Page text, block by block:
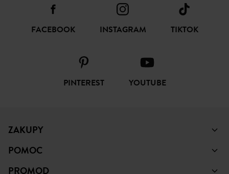
FACEBOOK INSTAGRAM TIKTOK
PINTEREST YOUTUBE
ZAKUPY
POMOC
PROMOD